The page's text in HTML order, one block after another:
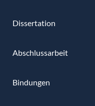
Dissertation
Abschlussarbeit
Bindungen